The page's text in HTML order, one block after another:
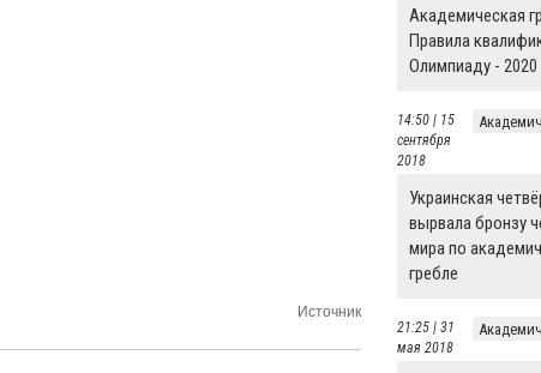
Источник
Академическая
Правила
Олимпиаду - 2020
14:50 | 15
сентября
2018
Украинская
вырвала бронзу
мира по
гребле
21:25 | 31
мая 2018